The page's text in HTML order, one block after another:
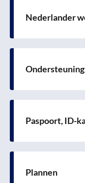
Nederlander
Lees
over
Lees
over
Paspoort, ID-
Lees
over
Plannen
Lees